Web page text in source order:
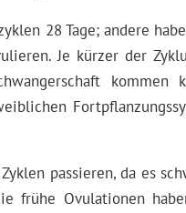
28 Tage; andere
Je kürzer der
kommen
passieren, da es
frühe Ovulationen